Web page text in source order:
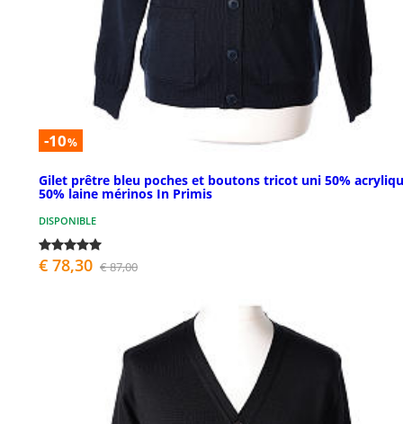
-10%
Gilet prêtre bleu poches et boutons tricot uni 50%
50% laine mérinos In Primis
DISPONIBLE
€ 78,30 € 87,00